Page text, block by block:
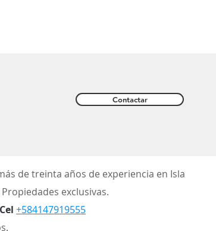
Contactar
de treinta años de experiencia en Isla
exclusivas.
Cel +584147919555